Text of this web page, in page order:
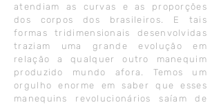
atendiam as curvas e as proporções
dos corpos dos brasileiros. E tais
formas tridimensionais desenvolvidas
traziam uma grande evolução em
relação a qualquer outro manequim
produzido mundo afora. Temos um
orgulho enorme em saber que esses
manequins revolucionários saíam de